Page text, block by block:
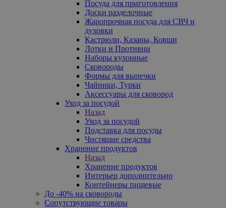
Посуда для приготовления
Доски разделочные
Жаропрочная посуда для СВЧ и
духовки
Кастрюли, Казаны, Ковши
Лотки и Противни
Наборы кухонные
Сковороды
Формы для выпечки
Чайники, Турки
Аксессуары для сковород
Уход за посудой
Назад
Уход за посудой
Подставка для посуды
Чистящие средства
Хранение продуктов
Назад
Хранение продуктов
Интерьер дополнительно
Контейнеры пищевые
До -40% на сковороды
Сопутствующие товары